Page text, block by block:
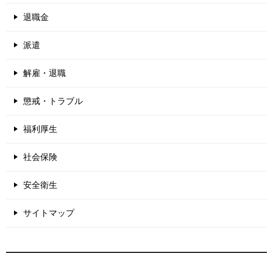
退職金
派遣
解雇・退職
懲戒・トラブル
福利厚生
社会保険
安全衛生
サイトマップ